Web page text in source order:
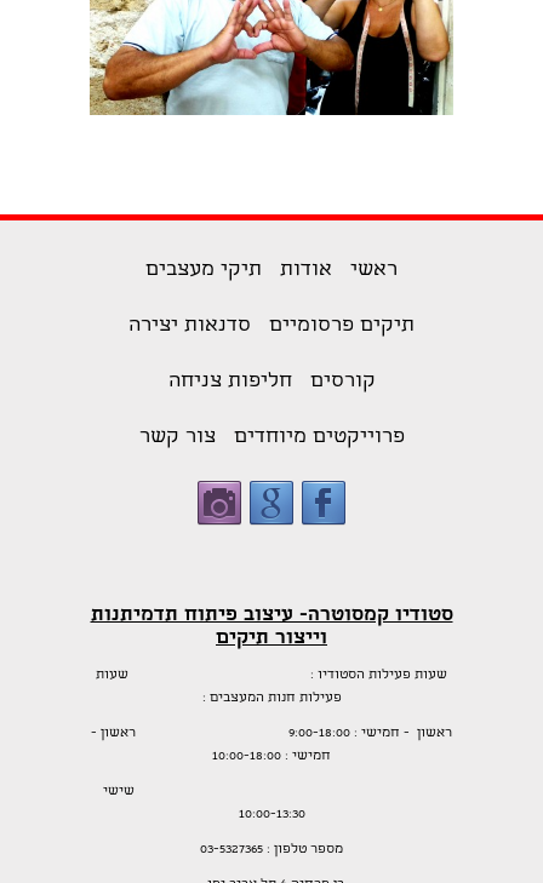
ראשי אודות תיקי מעצבים
תיקים פרסומיים סדנאות יצירה
קורסים חליפות צניחה
פרוייקטים מיוחדים צור קשר
סטודיו קמסוטרה- עיצוב פיתוח תדמיתנות
וייצור תיקים
שעות פעילות הסטודיו : שעות
פעילות חנות המעצבים :
ראשון - חמישי : 9:00-18:00 ראשון -
חמישי : 10:00-18:00
שישי
10:00-13:30
מספר טלפון : 03-5327365